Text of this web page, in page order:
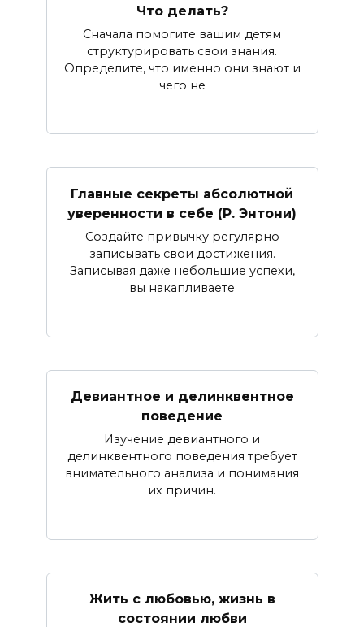
Что делать?
Сначала помогите вашим детям
структурировать свои знания.
Определите, что именно они знают и
чего не
Главные секреты абсолютной
уверенности в себе (Р. Энтони)
Создайте привычку регулярно
записывать свои достижения.
Записывая даже небольшие успехи,
вы накапливаете
Девиантное и делинквентное
поведение
Изучение девиантного и
делинквентного поведения требует
внимательного анализа и понимания
их причин.
Жить с любовью, жизнь в
состоянии любви